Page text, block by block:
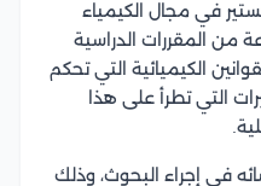
في مجال الكيمياء
من المقررات الدراسية
الكيميائية التي تحكم
التي تطرأ على هذا
في إجراء البحوث، وذلك